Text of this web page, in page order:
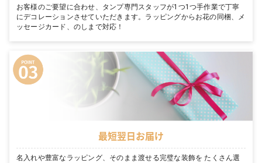
お客様のご要望に合わせ、タンプ専門スタッフが1つ1つ手作業で丁寧
にデコレーションさせていただきます。ラッピングからお花の同梱、メ
ッセージカード、のしまで対応！
最短翌日お届け
名入れや豊富なラッピング、そのまま渡せる完璧な装飾を たくさん選